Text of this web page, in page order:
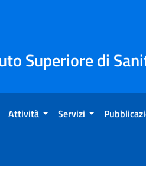
Superiore di
Attività Servizi